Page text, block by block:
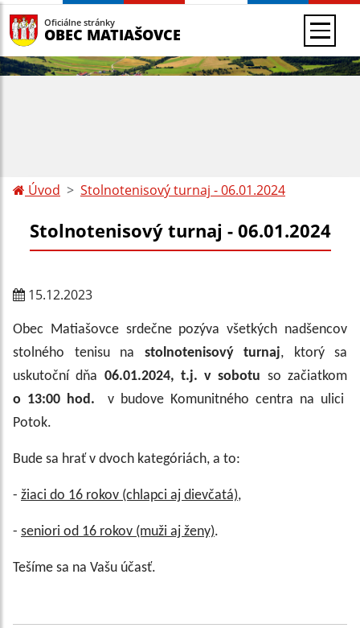
Oficiálne stránky
OBEC MATIAŠOVCE
Úvod Stolnotenisový turnaj - 06.01.2024
Stolnotenisový turnaj - 06.01.2024
15.12.2023
Obec Matiašovce srdečne pozýva všetkých nadšencov
stolného tenisu na stolnotenisový turnaj, ktorý sa
uskutoční dňa 06.01.2024, t.j. v sobotu so začiatkom
o 13:00 hod.
v budove Komunitného centra na ulici
Potok.
Bude sa hrať v dvoch kategóriách, a to:
- žiaci do 16 rokov (chlapci aj dievčatá),
- seniori od 16 rokov (muži aj ženy).
Tešíme sa na Vašu účasť.